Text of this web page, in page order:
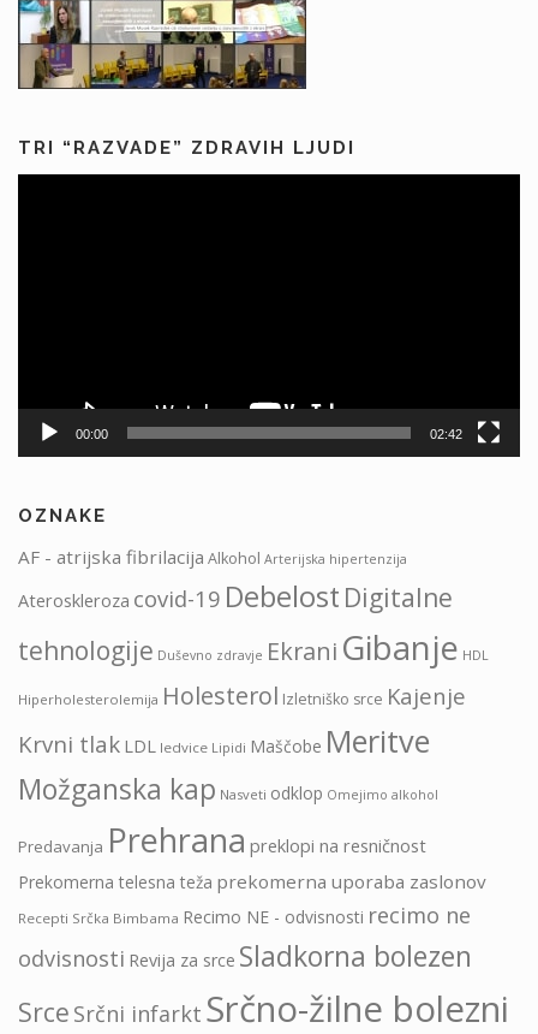
TRI “RAZVADE” ZDRAVIH LJUDI
00:00 02:42
OZNAKE
AF - atrijska fibrilacija Alkohol Arterijska hipertenzija
Ateroskleroza covid-19 Debelost Digitalne
tehnologije Duševno zdravje Ekrani Gibanje HDL
Hiperholesterolemija Holesterol Izletniško srce Kajenje
Krvni tlak LDL ledvice Lipidi Maščobe Meritve
Možganska kap Nasveti odklop Omejimo alkohol
Predavanja Prehrana preklopi na resničnost
Prekomerna telesna teža prekomerna uporaba zaslonov
Recepti Srčka Bimbama Recimo NE - odvisnosti recimo ne
odvisnosti Revija za srce Sladkorna bolezen
Srce Srčni infarkt Srčno-žilne bolezni